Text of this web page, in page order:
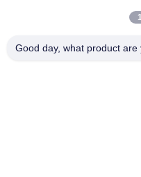
उच्च दक्षता स्टेनलेस स्टील लेजर
Good day, what product